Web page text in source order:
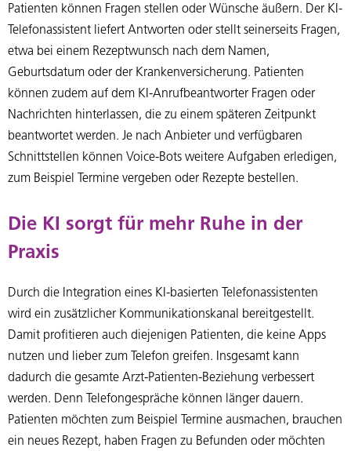
Patienten können Fragen stellen oder Wünsche äußern. Der KI-
Telefonassistent liefert Antworten oder stellt seinerseits Fragen,
etwa bei einem Rezeptwunsch nach dem Namen,
Geburtsdatum oder der Krankenversicherung. Patienten
können zudem auf dem KI-Anrufbeantworter Fragen oder
Nachrichten hinterlassen, die zu einem späteren Zeitpunkt
beantwortet werden. Je nach Anbieter und verfügbaren
Schnittstellen können Voice-Bots weitere Aufgaben erledigen,
zum Beispiel Termine vergeben oder Rezepte bestellen.
Die KI sorgt für mehr Ruhe in der
Praxis
Durch die Integration eines KI-basierten Telefonassistenten
wird ein zusätzlicher Kommunikationskanal bereitgestellt.
Damit profitieren auch diejenigen Patienten, die keine Apps
nutzen und lieber zum Telefon greifen. Insgesamt kann
dadurch die gesamte Arzt-Patienten-Beziehung verbessert
werden. Denn Telefongespräche können länger dauern.
Patienten möchten zum Beispiel Termine ausmachen, brauchen
ein neues Rezept, haben Fragen zu Befunden oder möchten